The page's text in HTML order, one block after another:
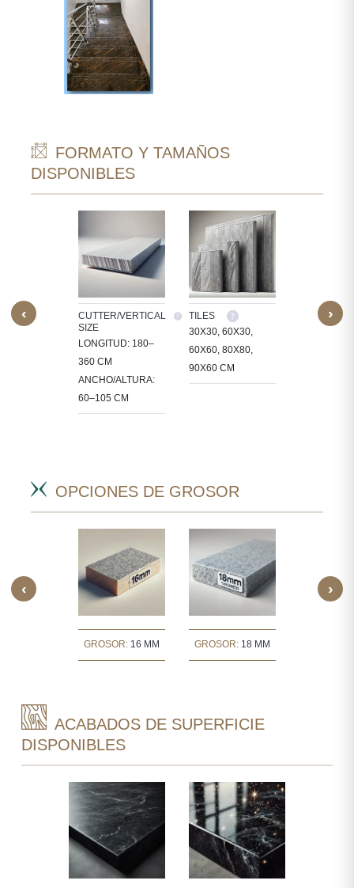
FORMATO Y TAMAÑOS
DISPONIBLES
‹
SIZE
CUTTER/VERTICAL
SIZE
LONGITUD: 180–
360 CM
ANCHO/ALTURA:
60–105 CM
TILES
30X30, 60X30,
60X60, 80X80,
90X60 CM
CUSTOM
›
OPCIONES DE GROSOR
‹
GROSOR: 16 MM GROSOR: 18 MM
›
ACABADOS DE SUPERFICIE
DISPONIBLES